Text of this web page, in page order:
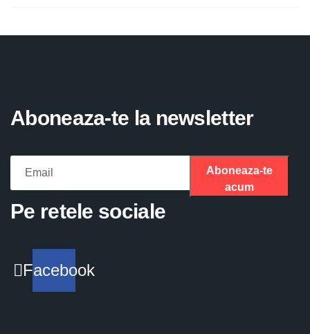
Aboneaza-te la newsletter
Aboneaza-te
acum
Pe retele sociale
Facebook